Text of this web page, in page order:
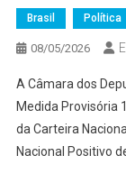
Brasil Política
08/05/2026
A Câmara dos
Medida Provisória
da Carteira
Nacional Positivo